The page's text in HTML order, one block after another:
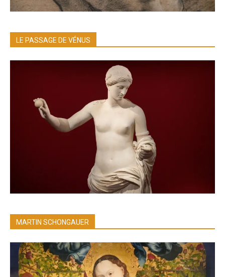
LE PASSAGE DE VÉNUS
MARTIN SCHONGAUER